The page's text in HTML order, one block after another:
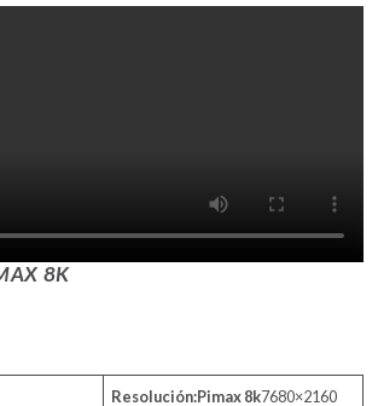
8K
Resolución:Pimax 8k7680×2160